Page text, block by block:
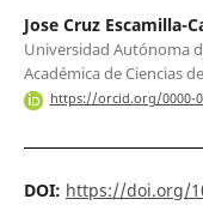
Jose Cruz Escamilla-
Universidad Autónoma
Académica de Ciencias
https://orcid.org/0000-
DOI: https://doi.org/